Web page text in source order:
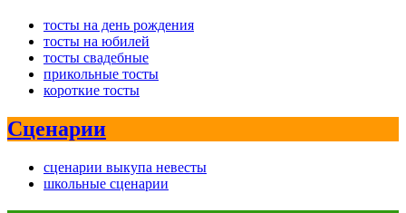
тосты на день рождения
тосты на юбилей
тосты свадебные
прикольные тосты
короткие тосты
Сценарии
сценарии выкупа невесты
школьные сценарии